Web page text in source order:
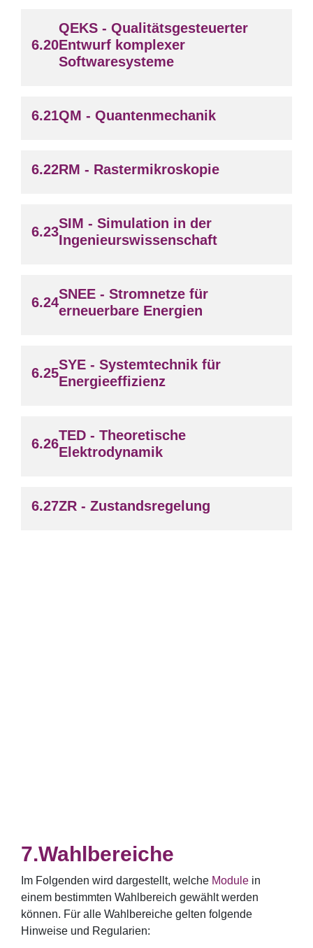
QEKS - Qualitätsgesteuerter
Entwurf komplexer
Softwaresysteme
QM - Quantenmechanik
RM - Rastermikroskopie
SIM - Simulation in der
Ingenieurswissenschaft
SNEE - Stromnetze für
erneuerbare Energien
SYE - Systemtechnik für
Energieeffizienz
TED - Theoretische
Elektrodynamik
ZR - Zustandsregelung
Wahlbereiche
Im Folgenden wird dargestellt, welche Module in
einem bestimmten Wahlbereich gewählt werden
können. Für alle Wahlbereiche gelten folgende
Hinweise und Regularien: